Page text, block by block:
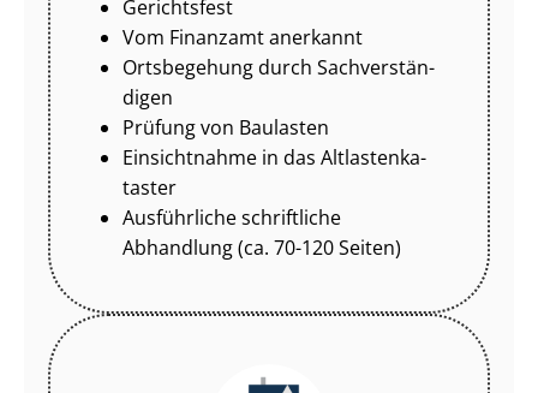
Gerichtsfest
Vom Finanzamt anerkannt
Ortsbegehung durch Sach­ver­stän­
di­gen
Prüfung von Baulasten
Einsichtnahme in das Alt­las­ten­ka­
tas­ter
Ausführliche schriftliche
Abhandlung (ca. 70-120 Seiten)